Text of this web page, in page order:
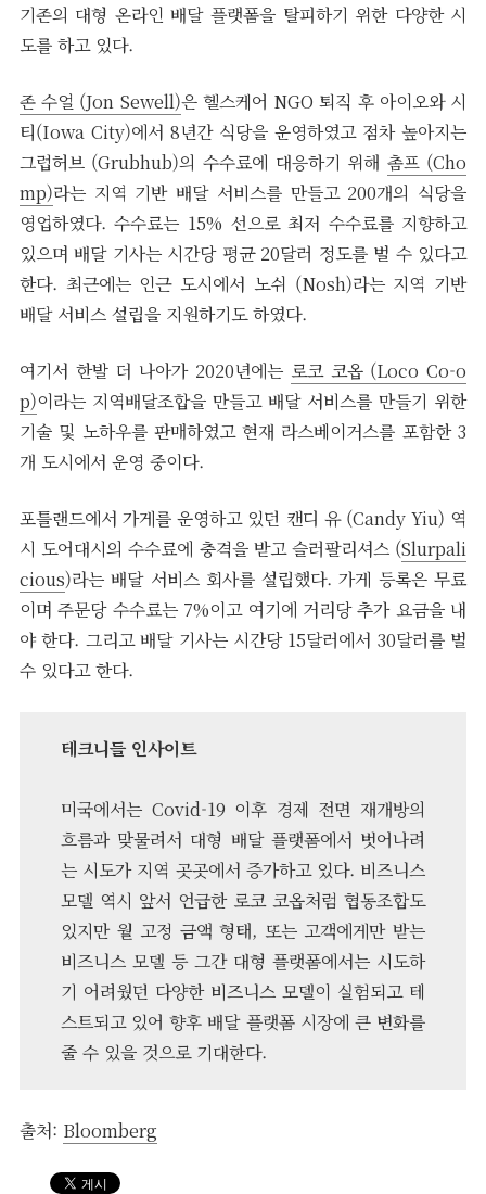
기존의 대형 온라인 배달 플랫폼을 탈피하기 위한 다양한 시
도를 하고 있다.
존 수얼 (Jon Sewell)은 헬스케어 NGO 퇴직 후 아이오와 시
티(Iowa City)에서 8년간 식당을 운영하였고 점차 높아지는
그럽허브 (Grubhub)의 수수료에 대응하기 위해 촘프 (Cho
mp)라는 지역 기반 배달 서비스를 만들고 200개의 식당을
영업하였다. 수수료는 15% 선으로 최저 수수료를 지향하고
있으며 배달 기사는 시간당 평균 20달러 정도를 벌 수 있다고
한다. 최근에는 인근 도시에서 노쉬 (Nosh)라는 지역 기반
배달 서비스 설립을 지원하기도 하였다.
여기서 한발 더 나아가 2020년에는 로코 코옵 (Loco Co-o
p)이라는 지역배달조합을 만들고 배달 서비스를 만들기 위한
기술 및 노하우를 판매하였고 현재 라스베이거스를 포함한 3
개 도시에서 운영 중이다.
포틀랜드에서 가게를 운영하고 있던 캔디 유 (Candy Yiu) 역
시 도어대시의 수수료에 충격을 받고 슬러팔리셔스 (Slurpali
cious)라는 배달 서비스 회사를 설립했다. 가게 등록은 무료
이며 주문당 수수료는 7%이고 여기에 거리당 추가 요금을 내
야 한다. 그리고 배달 기사는 시간당 15달러에서 30달러를 벌
수 있다고 한다.
테크니들 인사이트
미국에서는 Covid-19 이후 경제 전면 재개방의
흐름과 맞물려서 대형 배달 플랫폼에서 벗어나려
는 시도가 지역 곳곳에서 증가하고 있다. 비즈니스
모델 역시 앞서 언급한 로코 코옵처럼 협동조합도
있지만 월 고정 금액 형태, 또는 고객에게만 받는
비즈니스 모델 등 그간 대형 플랫폼에서는 시도하
기 어려웠던 다양한 비즈니스 모델이 실험되고 테
스트되고 있어 향후 배달 플랫폼 시장에 큰 변화를
줄 수 있을 것으로 기대한다.
출처: Bloomberg